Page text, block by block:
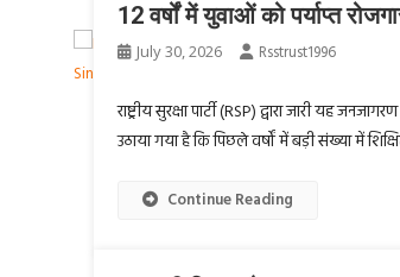
12 वर्षों में युवाओं को पर्याप्त
July 30, 2026 Rsstrust1996
राष्ट्रीय सुरक्षा पार्टी (RSP) द्वारा जारी यह
उठाया गया है कि पिछले वर्षों में बड़ी संख्या में
Continue Reading